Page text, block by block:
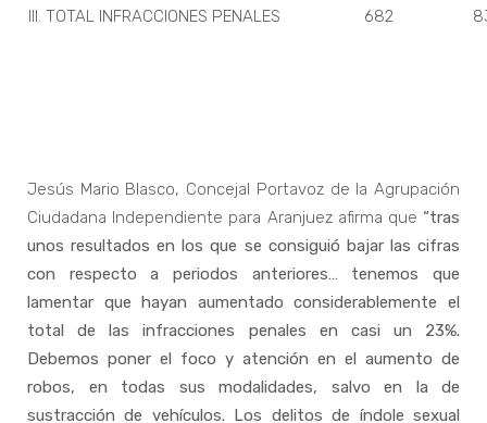
III. TOTAL INFRACCIONES PENALES 682
Jesús Mario Blasco, Concejal Portavoz de la Agrupación
Ciudadana Independiente para Aranjuez afirma que “tras
unos resultados en los que se consiguió bajar las cifras
con respecto a periodos anteriores… tenemos que
lamentar que hayan aumentado considerablemente el
total de las infracciones penales en casi un 23%.
Debemos poner el foco y atención en el aumento de
robos, en todas sus modalidades, salvo en la de
sustracción de vehículos. Los delitos de índole sexual